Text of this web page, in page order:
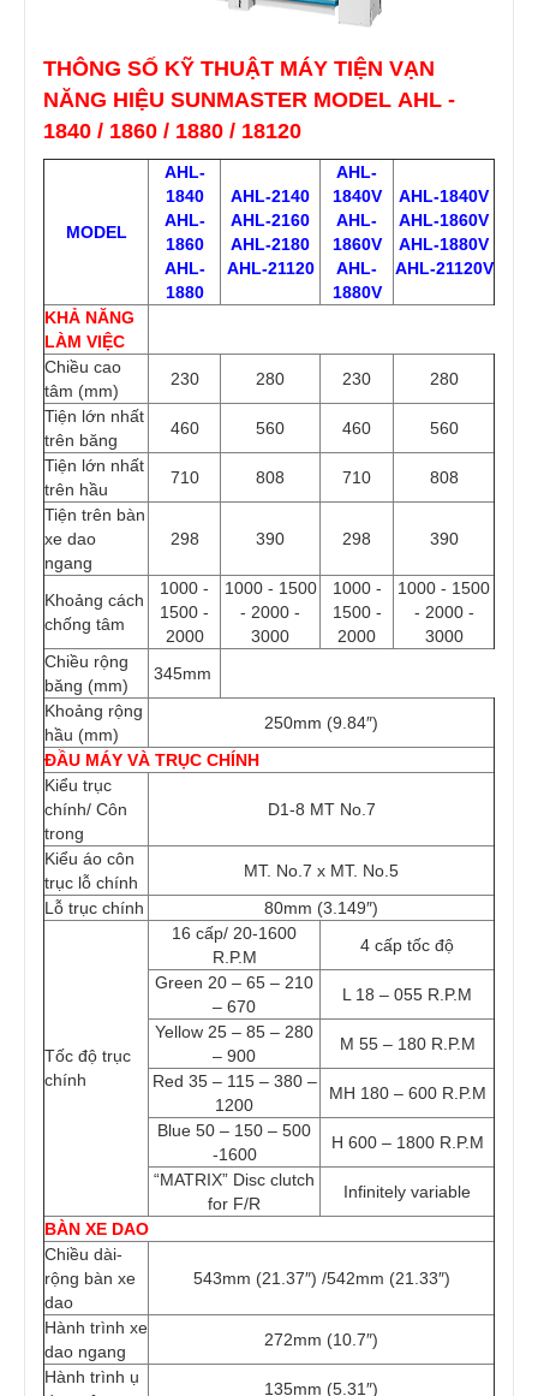
THÔNG SỐ KỸ THUẬT MÁY TIỆN VẠN
NĂNG HIỆU SUNMASTER MODEL AHL -
1840 / 1860 / 1880 / 18120
MODEL
AHL-
1840
AHL-
1860
AHL-
1880
AHL-2140
AHL-2160
AHL-2180
AHL-21120
AHL-
1840V
AHL-
1860V
AHL-
1880V
AHL-1840V
AHL-1860V
AHL-1880V
AHL-21120V
KHẢ NĂNG
LÀM VIỆC
Chiều cao
tâm (mm)
230 280 230
280
Tiện lớn nhất
trên băng
460 560 460
560
Tiện lớn nhất
trên hầu
710 808 710
808
Tiện trên bàn
xe dao
ngang
298 390 298 390
Khoảng cách
chống tâm
1000 -
1500 -
2000
1000 - 1500
- 2000 -
3000
1000 -
1500 -
2000
1000 - 1500
- 2000 -
3000
Chiều rộng
băng (mm)
345mm
Khoảng rộng
hầu (mm)
250mm (9.84″)
ĐẦU MÁY VÀ TRỤC CHÍNH
Kiểu trục
chính/ Côn
trong
D1-8 MT No.7
Kiểu áo côn
trục lỗ chính
MT. No.7 x MT. No.5
Lỗ trục chính
80mm (3.149″)
Tốc độ trục
chính
16 cấp/ 20-1600
R.P.M
4 cấp tốc độ
Green 20 – 65 – 210
– 670
L 18 – 055 R.P.M
Yellow 25 – 85 – 280
– 900
M 55 – 180 R.P.M
Red 35 – 115 – 380 –
1200
MH 180 – 600 R.P.M
Blue 50 – 150 – 500
-1600
H 600 – 1800 R.P.M
“MATRIX” Disc clutch
for F/R
Infinitely variable
BÀN XE DAO
Chiều dài-
rộng bàn xe
dao
543mm (21.37″) /542mm (21.33″)
Hành trình xe
dao ngang
272mm (10.7″)
Hành trình ụ
135mm (5.31″)